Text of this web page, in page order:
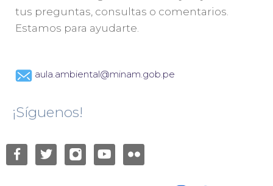
tus preguntas, consultas o comentarios.
Estamos para ayudarte.
aula.ambiental@minam.gob.pe
¡Síguenos!